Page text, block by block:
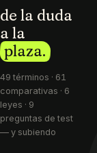
de la duda
a la
plaza.
49 términos · 61
comparativas · 6
leyes · 9
preguntas de test
— y subiendo